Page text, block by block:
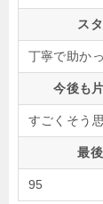
ス
丁寧で助か
今後も
すごくそう
最
95